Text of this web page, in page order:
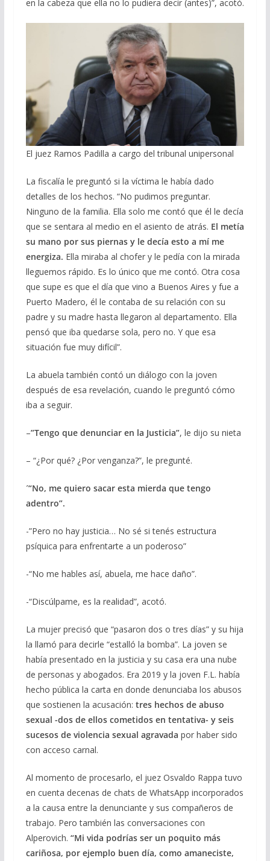
en la cabeza que ella no lo pudiera decir (antes)”, acotó.
El juez Ramos Padilla a cargo del tribunal unipersonal
La fiscalía le preguntó si la víctima le había dado
detalles de los hechos. “No pudimos preguntar.
Ninguno de la familia. Ella solo me contó que él le decía
que se sentara al medio en el asiento de atrás. El metía
su mano por sus piernas y le decía esto a mí me
energiza. Ella miraba al chofer y le pedía con la mirada
lleguemos rápido. Es lo único que me contó. Otra cosa
que supe es que el día que vino a Buenos Aires y fue a
Puerto Madero, él le contaba de su relación con su
padre y su madre hasta llegaron al departamento. Ella
pensó que iba quedarse sola, pero no. Y que esa
situación fue muy difícil”.
La abuela también contó un diálogo con la joven
después de esa revelación, cuando le preguntó cómo
iba a seguir.
–”Tengo que denunciar en la Justicia”, le dijo su nieta
– “¿Por qué? ¿Por venganza?”, le pregunté.
´“No, me quiero sacar esta mierda que tengo
adentro”.
-”Pero no hay justicia… No sé si tenés estructura
psíquica para enfrentarte a un poderoso”
-“No me hables así, abuela, me hace daño”.
-“Discúlpame, es la realidad”, acotó.
La mujer precisó que “pasaron dos o tres días” y su hija
la llamó para decirle “estalló la bomba”. La joven se
había presentado en la justicia y su casa era una nube
de personas y abogados. Era 2019 y la joven F.L. había
hecho pública la carta en donde denunciaba los abusos
que sostienen la acusación: tres hechos de abuso
sexual -dos de ellos cometidos en tentativa- y seis
sucesos de violencia sexual agravada por haber sido
con acceso carnal.
Al momento de procesarlo, el juez Osvaldo Rappa tuvo
en cuenta decenas de chats de WhatsApp incorporados
a la causa entre la denunciante y sus compañeros de
trabajo. Pero también las conversaciones con
Alperovich. “Mi vida podrías ser un poquito más
cariñosa, por ejemplo buen día, como amaneciste,